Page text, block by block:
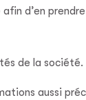
d’en
de la société.
aussi